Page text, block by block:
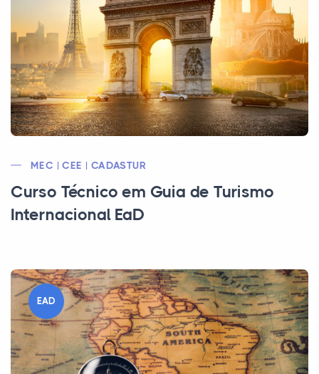
MEC | CEE | CADASTUR
Curso Técnico em Guia de Turismo
Internacional EaD
EAD